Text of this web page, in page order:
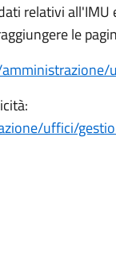
relativi
le
uffici/